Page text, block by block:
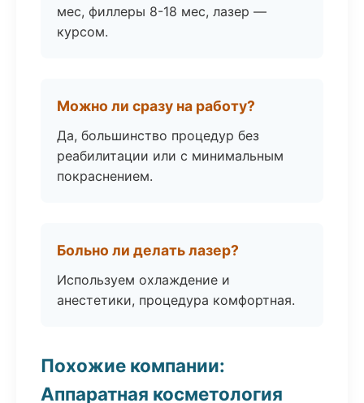
мес, филлеры 8-18 мес, лазер —
курсом.
Можно ли сразу на работу?
Да, большинство процедур без
реабилитации или с минимальным
покраснением.
Больно ли делать лазер?
Используем охлаждение и
анестетики, процедура комфортная.
Похожие компании:
Аппаратная косметология